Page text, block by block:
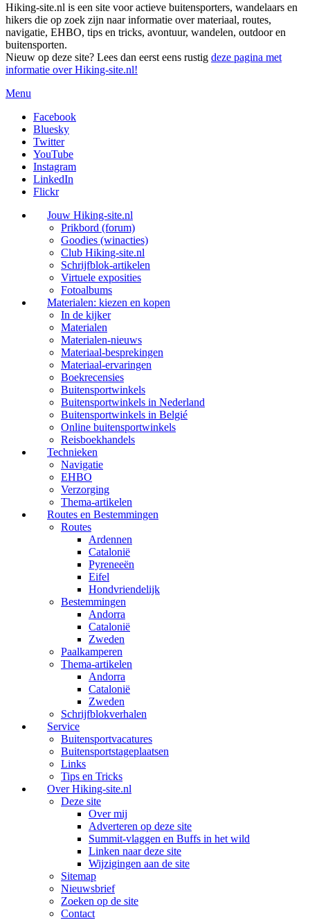
Hiking-site.nl is een site voor actieve buitensporters, wandelaars en
hikers die op zoek zijn naar informatie over materiaal, routes,
navigatie, EHBO, tips en tricks, avontuur, wandelen, outdoor en
buitensporten.
Nieuw op deze site? Lees dan eerst eens rustig deze pagina met
informatie over Hiking-site.nl!
Menu
Facebook
Bluesky
Twitter
YouTube
Instagram
LinkedIn
Flickr
Jouw Hiking-site.nl
Prikbord (forum)
Goodies (winacties)
Club Hiking-site.nl
Schrijfblok-artikelen
Virtuele exposities
Fotoalbums
Materialen: kiezen en kopen
In de kijker
Materialen
Materialen-nieuws
Materiaal-besprekingen
Materiaal-ervaringen
Boekrecensies
Buitensportwinkels
Buitensportwinkels in Nederland
Buitensportwinkels in Belgié
Online buitensportwinkels
Reisboekhandels
Technieken
Navigatie
EHBO
Verzorging
Thema-artikelen
Routes en Bestemmingen
Routes
Ardennen
Catalonië
Pyreneeën
Eifel
Hondvriendelijk
Bestemmingen
Andorra
Catalonië
Zweden
Paalkamperen
Thema-artikelen
Andorra
Catalonië
Zweden
Schrijfblokverhalen
Service
Buitensportvacatures
Buitensportstageplaatsen
Links
Tips en Tricks
Over Hiking-site.nl
Deze site
Over mij
Adverteren op deze site
Summit-vlaggen en Buffs in het wild
Linken naar deze site
Wijzigingen aan de site
Sitemap
Nieuwsbrief
Zoeken op de site
Contact